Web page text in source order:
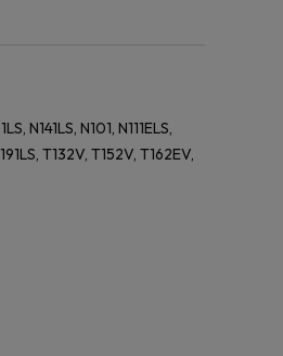
N141LS, N101, N111ELS,
T132V, T152V, T162EV,